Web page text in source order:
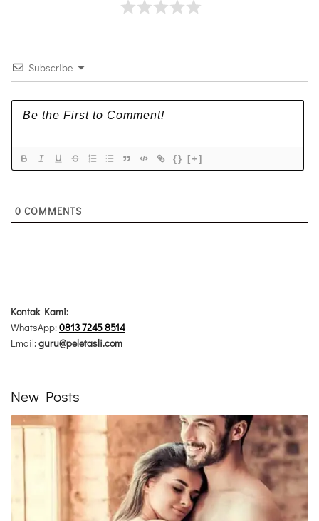
Subscribe
{} [+]
0 COMMENTS
Kontak Kami:
WhatsApp:0813 7245 8514
Email:guru@peletasli.com
New Posts